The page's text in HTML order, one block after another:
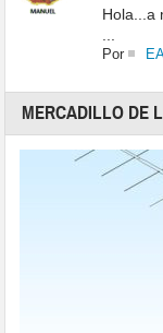
Hola...a
Por
MERCADILLO DE